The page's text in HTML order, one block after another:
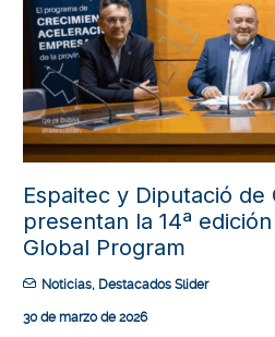
Espaitec y Diputació de
presentan la 14ª
Global Program
Noticias, Destacados Slider
30 de marzo de 2026